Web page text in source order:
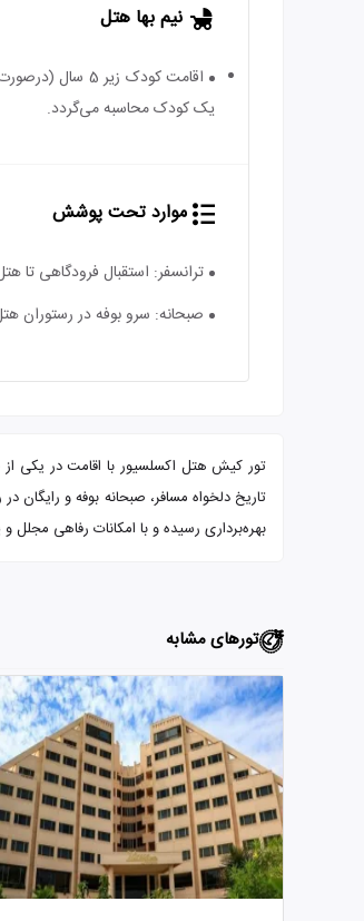
نیم بها هتل
یک کودک محاسبه می‌گردد.
موارد تحت پوشش
ترانسفر: استقبال فرودگاهی تا
صبحانه: سرو بوفه در رستوران
تور کیش هتل اکسلسیور با اقامت در یکی از
بهره‌برداری رسیده و با امکانات رفاهی
تورهای مشابه